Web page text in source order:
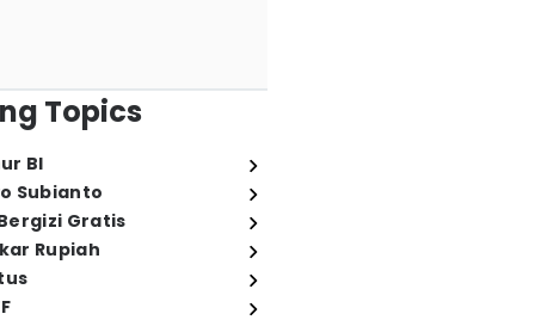
Topics
BI
Subianto
Gratis
Rupiah